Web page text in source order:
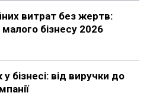
витрат без жертв:
бізнесу 2026
бізнесі: від виручки до